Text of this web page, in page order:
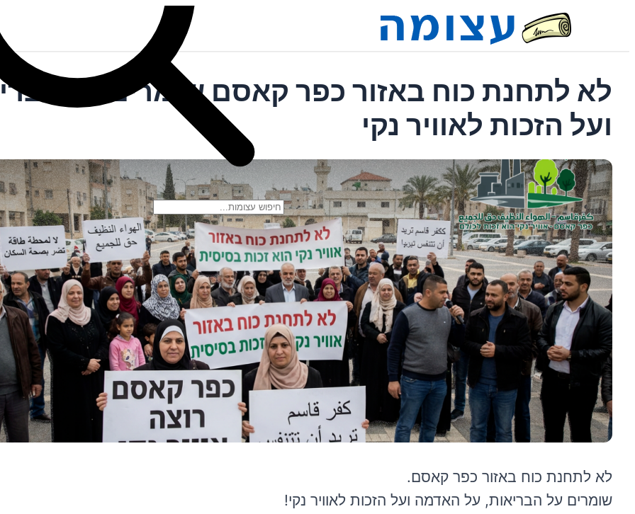
לא לתחנת כוח באזור כפר קאסם שומרים על
ועל הזכות לאוויר נקי
לא לתחנת כוח באזור כפר קאסם.
שומרים על הבריאות, על האדמה ועל הזכות לאוויר נקי!